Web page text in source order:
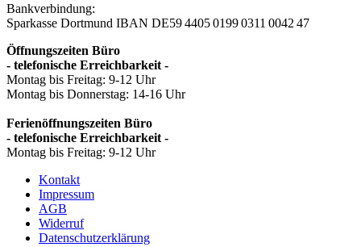
Bankverbindung:
Sparkasse Dortmund IBAN DE59 4405 0199 0311 0042 47
Öffnungszeiten Büro
- telefonische Erreichbarkeit -
Montag bis Freitag: 9-12 Uhr
Montag bis Donnerstag: 14-16 Uhr
Ferienöffnungszeiten Büro
- telefonische Erreichbarkeit -
Montag bis Freitag: 9-12 Uhr
Kontakt
Impressum
AGB
Widerruf
Datenschutzerklärung